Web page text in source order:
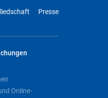
Presse
Online-